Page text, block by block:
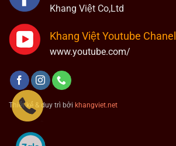
Khang Việt Co,Ltd
Khang Việt Youtube Chanel
www.youtube.com/
Thiết kế & duy trì bởi khangviet.net